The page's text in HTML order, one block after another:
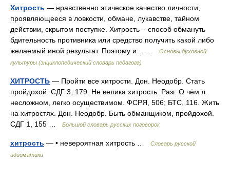
Хитрость — нравственно этическое качество личности,
проявляющееся в ловкости, обмане, лукавстве, тайном
действии, скрытом поступке. Хитрость – способ обмануть
бдительность противника или средство получить какой либо
желаемый иной результат. Поэтому и… …
Основы духовной
культуры (энциклопедический словарь педагога)
ХИТРОСТЬ — Пройти все хитрости. Дон. Неодобр. Стать
пройдохой. СДГ 3, 179. Не велика хитрость. Разг. О чём л.
несложном, легко осуществимом. ФСРЯ, 506; БТС, 116. Жить
на хитростях. Дон. Неодобр. Быть обманщиком, пройдохой.
СДГ 1, 155 …
Большой словарь русских поговорок
хитрость — • невероятная хитрость …
Словарь русской
идиоматики